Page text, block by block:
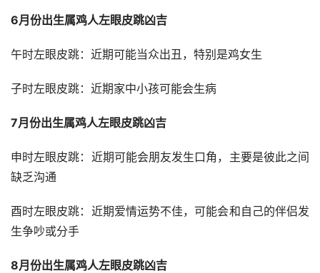
6月份出生属鸡人左眼皮跳凶吉
午时左眼皮跳：近期可能当众出丑，特别是鸡女生
子时左眼皮跳：近期家中小孩可能会生病
7月份出生属鸡人左眼皮跳凶吉
申时左眼皮跳：近期可能会朋友发生口角，主要是彼此之间
缺乏沟通
酉时左眼皮跳：近期爱情运势不佳，可能会和自己的伴侣发
生争吵或分手
8月份出生属鸡人左眼皮跳凶吉